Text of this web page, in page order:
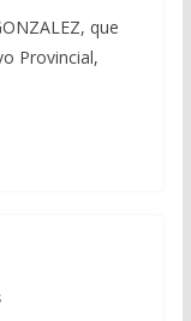
que
Provincial,